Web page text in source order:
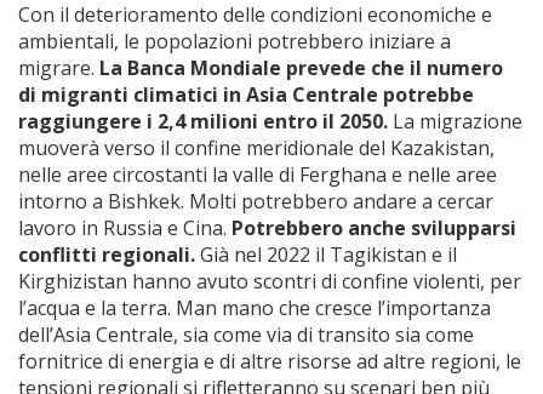
Con il deterioramento delle condizioni economiche e
ambientali, le popolazioni potrebbero iniziare a
migrare. La Banca Mondiale prevede che il numero
di migranti climatici in Asia Centrale potrebbe
raggiungere i 2,4 milioni entro il 2050. La migrazione
muoverà verso il confine meridionale del Kazakistan,
nelle aree circostanti la valle di Ferghana e nelle aree
intorno a Bishkek. Molti potrebbero andare a cercar
lavoro in Russia e Cina. Potrebbero anche svilupparsi
conflitti regionali.Già nel 2022 il Tagikistan e il
Kirghizistan hanno avuto scontri di confine violenti, per
l’acqua e la terra. Man mano che cresce l’importanza
dell’Asia Centrale, sia come via di transito sia come
fornitrice di energia e di altre risorse ad altre regioni, le
tensioni regionali si rifletteranno su scenari ben più